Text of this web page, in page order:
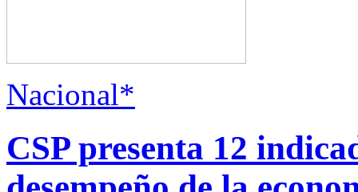
Nacional*
CSP presenta 12